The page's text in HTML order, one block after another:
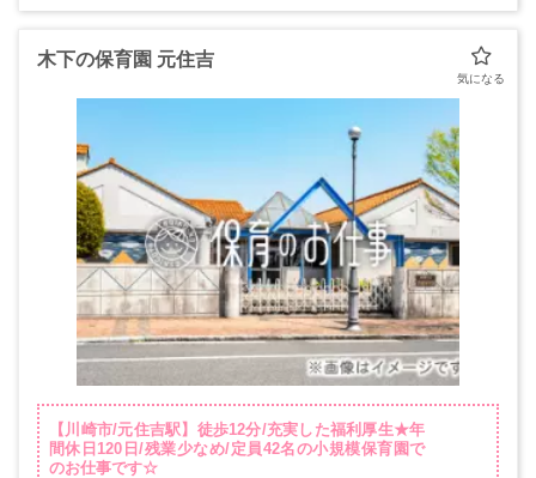
木下の保育園 元住吉
【川崎市/元住吉駅】徒歩12分/充実した福利厚生★年
間休日120日/残業少なめ/定員42名の小規模保育園で
のお仕事です☆